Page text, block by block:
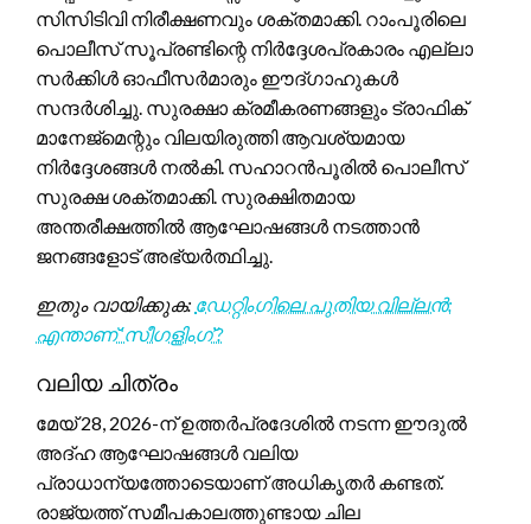
സിസിടിവി നിരീക്ഷണവും ശക്തമാക്കി. റാംപൂരിലെ
പൊലീസ് സൂപ്രണ്ടിന്റെ നിർദ്ദേശപ്രകാരം എല്ലാ
സർക്കിൾ ഓഫീസർമാരും ഈദ്ഗാഹുകൾ
സന്ദർശിച്ചു. സുരക്ഷാ ക്രമീകരണങ്ങളും ട്രാഫിക്
മാനേജ്‌മെന്റും വിലയിരുത്തി ആവശ്യമായ
നിർദ്ദേശങ്ങൾ നൽകി. സഹാറൻപൂരിൽ പൊലീസ്
സുരക്ഷ ശക്തമാക്കി. സുരക്ഷിതമായ
അന്തരീക്ഷത്തിൽ ആഘോഷങ്ങൾ നടത്താൻ
ജനങ്ങളോട് അഭ്യർത്ഥിച്ചു.
ഇതും വായിക്കുക: ഡേറ്റിംഗിലെ പുതിയ വില്ലൻ:
എന്താണ് ‘സീഗളിംഗ്’?
വലിയ ചിത്രം
മേയ് 28, 2026-ന് ഉത്തർപ്രദേശിൽ നടന്ന ഈദുൽ
അദ്ഹ ആഘോഷങ്ങൾ വലിയ
പ്രാധാന്യത്തോടെയാണ് അധികൃതർ കണ്ടത്.
രാജ്യത്ത് സമീപകാലത്തുണ്ടായ ചില